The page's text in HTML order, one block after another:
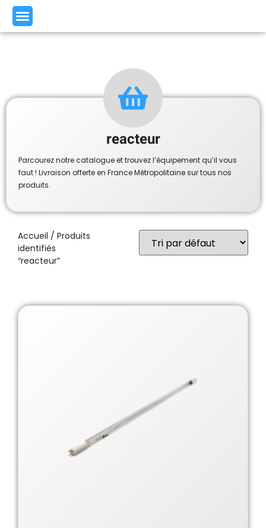
reacteur
Parcourez notre catalogue et trouvez l’équipement qu’il vous
faut ! Livraison offerte en France Métropolitaine sur tous nos
produits.
Accueil / Produits
identifiés
“reacteur”